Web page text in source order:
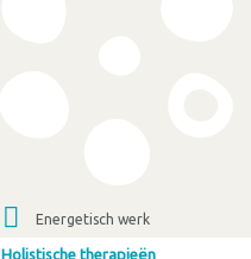
Energetisch werk
Holistische therapieën